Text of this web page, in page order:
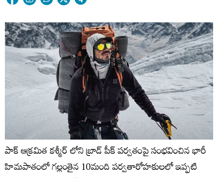
పాక్ ఆక్రమిత కశ్మీర్ లోని బ్రాడ్‌ పీక్‌ పర్వతంపై సంభవించిన భారీ
హిమపాతంలో గల్లంతైన 10మంది పర్వతారోహకులలో ఇప్పటి